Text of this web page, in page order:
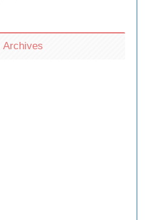
Archives